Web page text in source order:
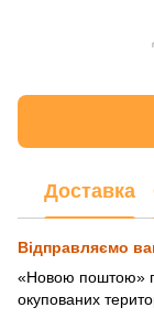
Доставка
Відправляємо
«Новою поштою»
окупованих